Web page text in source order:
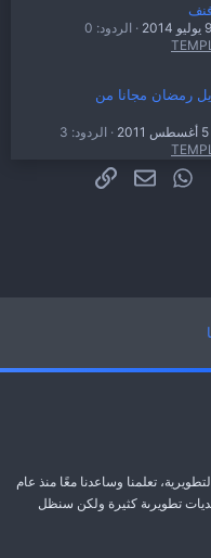
9 يوليو 2014
الردود: 0
رمضان مجانا من
5 أغسطس 2011
الردود: 3
Tumblr
WhatsAppالبريد الإلكتروني
الرابط
تعلمنا وساعدنا معًا منذ عام
تطويرىة كثيرة ولكن سنظل